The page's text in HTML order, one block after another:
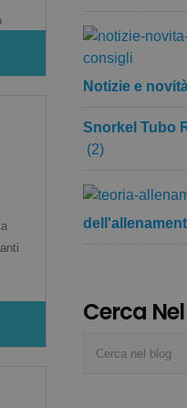
Notizie e
Snorkel Tubo
(2)
Cerca